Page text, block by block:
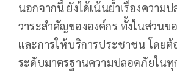
นอกจากนี้ ยังได้เน้นย้ำเรื่องความ
วาระสำคัญขององค์กร ทั้งในส่วนข
และการให้บริการประชาชน โดยต้
ระดับมาตรฐานความปลอดภัยใน